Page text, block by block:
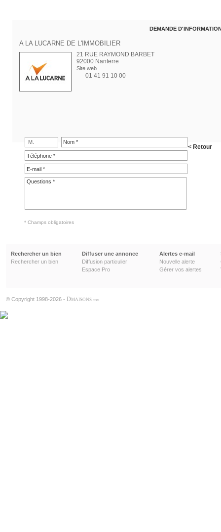
DEMANDE
A LA LUCARNE DE L'IMMOBILIER
21 RUE RAYMOND BARBET
92000 Nanterre
Site web
01 41 91 10 00
M.
* Champs obligatoires
< Retour
Rechercher un bien
Rechercher un bien
Diffuser une annonce
Diffusion particulier
Espace Pro
Alertes e-mail
Nouvelle alerte
Gérer vos alertes
© Copyright 1998-2026 - DMAISONS .COM